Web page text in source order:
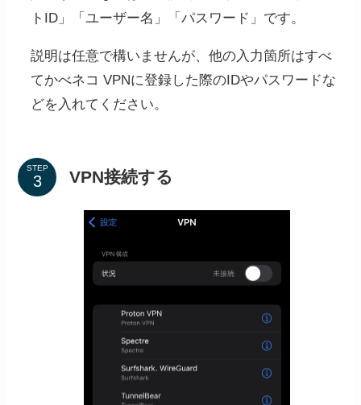
トID」「ユーザー名」「パスワード」です。
説明は任意で構いませんが、他の入力箇所はすべ
てかべネコ VPNに登録した際のIDやパスワードな
どを入れてください。
STEP VPN接続する